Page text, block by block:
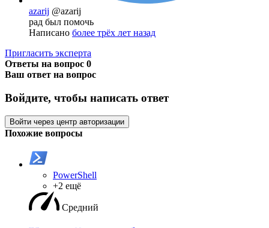
azarij @azarij
рад был помочь
Написано более трёх лет назад
Пригласить эксперта
Ответы на вопрос 0
Ваш ответ на вопрос
Войдите, чтобы написать ответ
Войти через центр авторизации
Похожие вопросы
PowerShell
+2 ещё
Средний